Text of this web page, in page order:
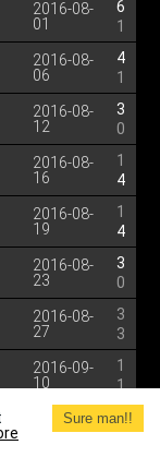
2016-08-
01
6
1
2016-08-
06
4
1
2016-08-
12
3
0
2016-08-
16
1
4
2016-08-
19
1
4
2016-08-
23
3
0
2016-08-
27
3
3
2016-09-
10
1
1
2016-09-
2
1
Sure man!!